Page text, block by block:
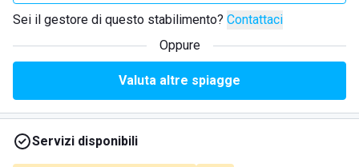
Sei il gestore di questo stabilimento? Contattaci
Oppure
Valuta altre spiagge
Servizi disponibili